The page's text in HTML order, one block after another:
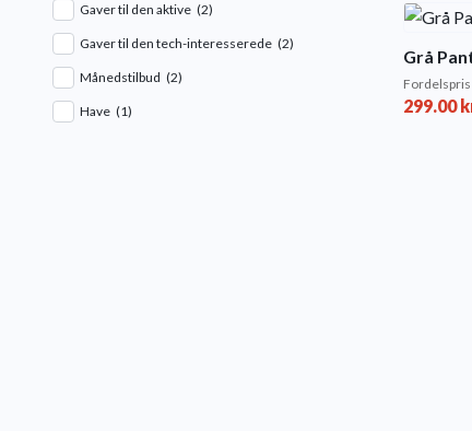
Gaver til den aktive (2)
Gaver til den tech-interesserede (2)
Månedstilbud (2)
Have (1)
Grå
Fordelspris
299.00